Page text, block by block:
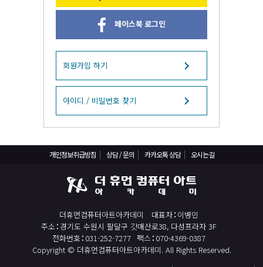
페이스북 로그인
회원가입 하기
아이디 / 비밀번호 찾기
개인정보취급방침 상담 / 문의 카카오톡 상담 오시는길
더휴먼컴퓨터아트아카데미 대표자 이병민
주소 경기도 수원시 팔달구 갓매산로38, 다성프라자 3F
전화번호 031-252-7277 팩스 070-4369-0387
Copyright © 더휴먼컴퓨터아트아카데미. All Rights Reserved.
React, Veu 프레임워크 기반 프론트엔드 개발 양성 지원
반응형/웹퍼블리셔/프론트엔드 웹개발자(웹디자인)
자바(Java)기반 JSP/스프링 웹개발자(정보처리산업기사)(과정평가형)
디지털컨버전스 자바(JAVA)개발자(전자정부 프레임워크/SPRING)
전산세무회계 자격취득과정[전산회계1급/전산세무2급/FAT1급/TAT2급]
컴퓨터활용능력2급(필기+실기) 및 ITQ자격증 취득(한글,엑셀,파워포인트)
직업상담사 2급 (필기+실기) 자격증 취득과정
일러스트 자격증 취득과정(GTQi 1급)
전산회계 1급 / FAT 1급 자격증 취득과정
전산세무 2급 / TAT 2급 자격증 취득과정